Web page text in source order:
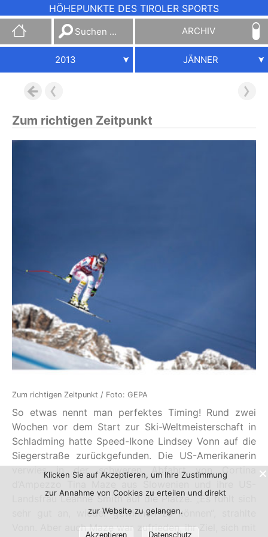
HÖHEPUNKTE DES TIROLER SPORTS
Suchen
nach:
ARCHIV
2013 JÄNNER
Zum richtigen Zeitpunkt
Zum richtigen Zeitpunkt / Foto: GEPA
So etwas nennt man perfektes Timing! Rund zwei
Wochen vor dem Start zur Ski-Weltmeisterschaft in
Schladming hatte Speed-Ikone Lindsey Vonn auf die
Siegerstraße zurückgefunden. Die US-Amerikanerin
verwies in der schweren Abfahrt von Cortina
Landsfrau Leanne Smith auf die Plätze. „Es fühlt sich
sehr gut an, wieder gewinnen zu können“, strahlte
Vonn. Aber auch Maze war zufrieden, ihr Ziel, sich mit
Klicken Sie auf Akzeptieren, um Ihre Zustimmung
zur Annahme von Cookies zu erteilen und direkt
zur Website zu gelangen.
Akzeptieren Datenschutz